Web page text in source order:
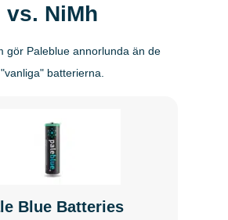
vs. NiMh
gör Paleblue annorlunda än de
"vanliga" batterierna.
Blue Batteries